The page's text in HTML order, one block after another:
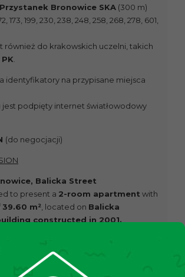
Bronowice SKA (300 m)
173, 199, 230, 238, 248, 258, 268, 278, 601,
również do krakowskich uczelni, takich
PK
identyfikatory na przypisane miejsca
jest podpięty internet światłowodowy
(do negocjacji)
Balicka Street
to present a 2-room apartment with
39.60 m² , located on Balicka
constructed in 2001.
and modern apartment is situated on
of a building with an